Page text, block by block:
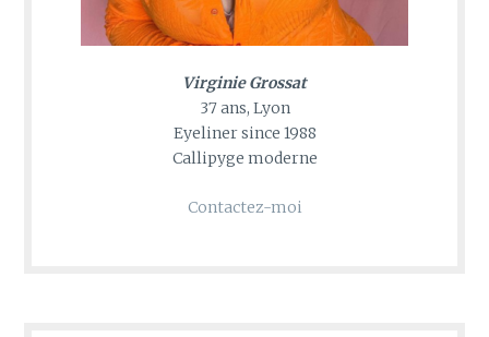
Virginie Grossat
37 ans, Lyon
Eyeliner since 1988
Callipyge moderne
Contactez-moi